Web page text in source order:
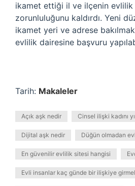
ikamet ettiği il ve ilçenin evlilik
zorunluluğunu kaldırdı. Yeni
ikamet yeri ve adrese
evlilik dairesine başvuru
Tarih: Makaleler
Açık aşk nedir Cinsel ilişki kadını
Dijital aşk nedir Düğün olmadan
En güvenilir evlilik sitesi hangisi
Evli insanlar kaç günde bir ilişkiye